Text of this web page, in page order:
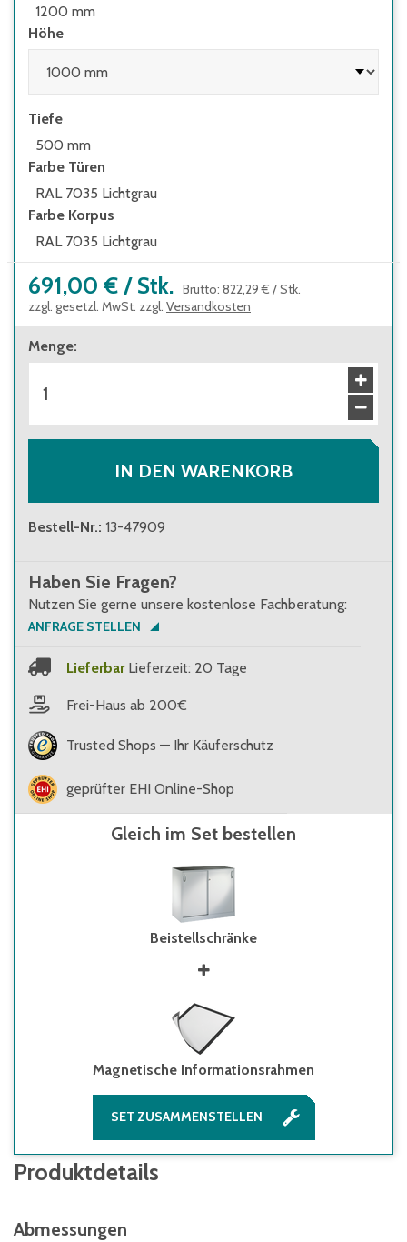
Schrank- und Fußbodenschutz durch
Korpus und Türen lackiert in RAL 7035
Lichtgrau - andere Farbkombinationen auf
1200 mm
Höhe
Tiefe
500 mm
Farbe Türen
RAL 7035 Lichtgrau
Farbe Korpus
RAL 7035 Lichtgrau
691,00 € / Stk. Brutto: 822,29 € /Stk.
zzgl. gesetzl. MwSt. zzgl. Versandkosten
Menge:
IN DEN WARENKORB
Bestell-Nr.: 13-47909
Haben Sie Fragen?
Nutzen Sie gerne unsere kostenlose Fachberatung:
ANFRAGE STELLEN
Lieferbar Lieferzeit: 20 Tage
Frei-Haus ab 200€
Trusted Shops — Ihr Käuferschutz
geprüfter EHI Online-Shop
Gleich im Set bestellen
Beistellschränke
Magnetische Informationsrahmen
SET ZUSAMMENSTELLEN
Produktdetails
Abmessungen